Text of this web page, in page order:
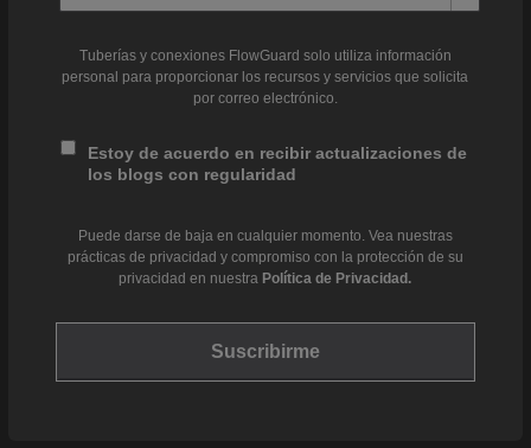
Tuberías y conexiones FlowGuard solo utiliza información
personal para proporcionar los recursos y servicios que solicita
por correo electrónico.
Estoy de acuerdo en recibir actualizaciones de
los blogs con regularidad
Puede darse de baja en cualquier momento. Vea nuestras
prácticas de privacidad y compromiso con la protección de su
privacidad en nuestra Política de Privacidad.